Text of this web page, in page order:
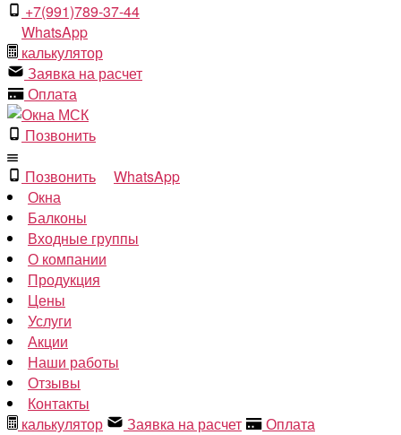
+7(991)789-37-44
WhatsApp
калькулятор
Заявка на расчет
Оплата
Позвонить
Позвонить
WhatsApp
Окна
Балконы
Входные группы
О компании
Продукция
Цены
Услуги
Акции
Наши работы
Отзывы
Контакты
калькулятор
Заявка на расчет Оплата